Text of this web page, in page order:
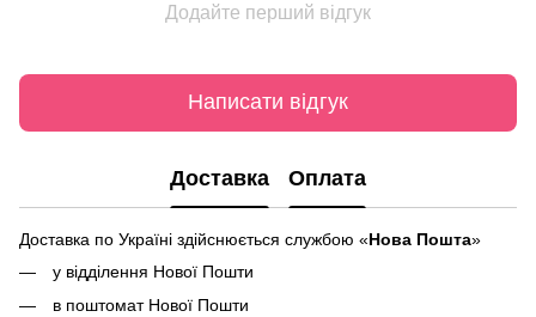
Додайте перший відгук
Написати відгук
Доставка Оплата
Доставка по Україні здійснюється службою «Нова Пошта»
у відділення Нової Пошти
в поштомат Нової Пошти